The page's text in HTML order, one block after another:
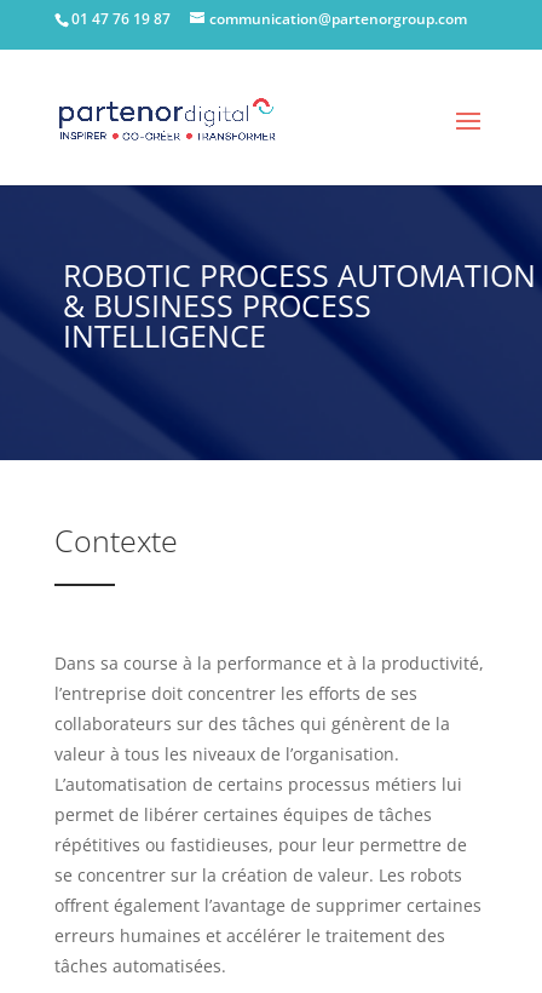
01 47 76 19 87 communication@partenorgroup.com
ROBOTIC PROCESS AUTOMATION
& BUSINESS PROCESS
INTELLIGENCE
Contexte
Dans sa course à la performance et à la productivité,
l’entreprise doit concentrer les efforts de ses
collaborateurs sur des tâches qui génèrent de la
valeur à tous les niveaux de l’organisation.
L’automatisation de certains processus métiers lui
permet de libérer certaines équipes de tâches
répétitives ou fastidieuses, pour leur permettre de
se concentrer sur la création de valeur. Les robots
offrent également l’avantage de supprimer certaines
erreurs humaines et accélérer le traitement des
tâches automatisées.